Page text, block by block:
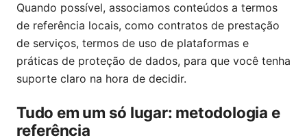
Quando possível, associamos conteúdos a termos
de referência locais, como contratos de prestação
de serviços, termos de uso de plataformas e
práticas de proteção de dados, para que você tenha
suporte claro na hora de decidir.
Tudo em um só lugar: metodologia e
referência